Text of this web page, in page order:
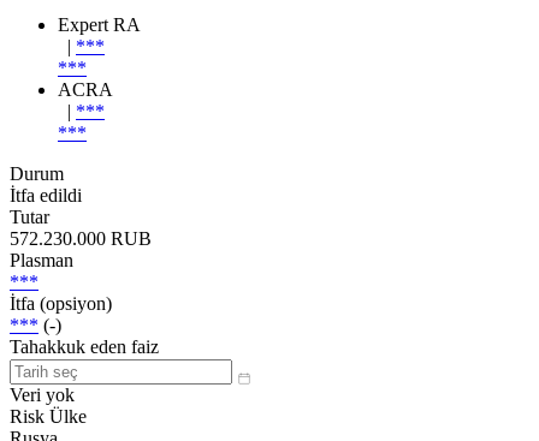
Expert RA
| ***
***
ACRA
| ***
***
Durum
İtfa edildi
Tutar
572.230.000 RUB
Plasman
***
İtfa (opsiyon)
*** (-)
Tahakkuk eden faiz
Veri yok
Risk Ülke